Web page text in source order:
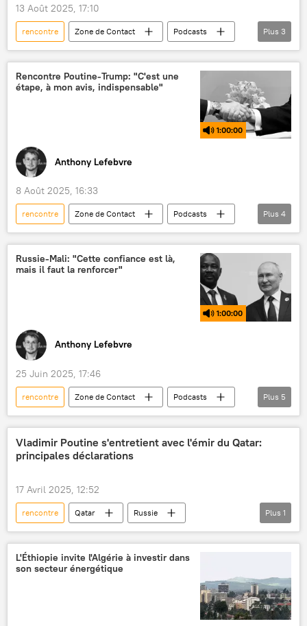
13 Août 2025, 17:10
rencontre Zone de Contact
Podcasts
Alaska
Donald Trump
Vladimir Poutine
Plus 3
Rencontre Poutine-Trump: "C'est une
étape, à mon avis, indispensable"
1:00:00
Anthony Lefebvre
8 Août 2025, 16:33
rencontre Zone de Contact
Podcasts
Volodymyr Zelensky
Donald Trump
Vladimir Poutine
négociations
Plus 4
Russie-Mali: "Cette confiance est là,
mais il faut la renforcer"
1:00:00
Anthony Lefebvre
25 Juin 2025, 17:46
rencontre Zone de Contact
Podcasts
Russie
Mali
Assimi Goïta
Vladimir Poutine
Moscou
Plus 5
Vladimir Poutine s'entretient avec l'émir du Qatar:
principales déclarations
17 Avril 2025, 12:52
rencontre Qatar
Russie
Vladimir Poutine
Plus 1
L'Éthiopie invite l'Algérie à investir dans
son secteur énergétique